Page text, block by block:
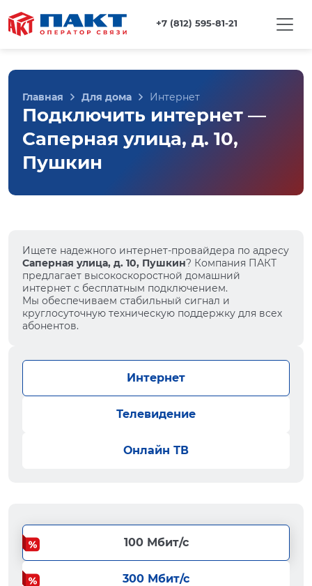
+7 (812) 595-81-21
Главная Для дома Интернет
Подключить интернет —
Саперная улица, д. 10,
Пушкин
Ищете надежного интернет-провайдера по адресу
Саперная улица, д. 10, Пушкин? Компания ПАКТ
предлагает высокоскоростной домашний
интернет с бесплатным подключением.
Мы обеспечиваем стабильный сигнал и
круглосуточную техническую поддержку для всех
абонентов.
Интернет
Телевидение
Онлайн ТВ
100 Мбит/с
300 Мбит/с